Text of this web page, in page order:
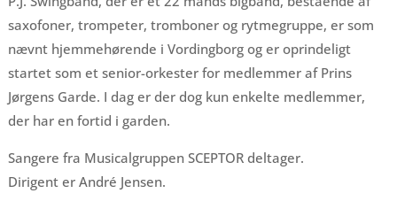
saxofoner, trompeter, tromboner og rytmegruppe, er som
nævnt hjemmehørende i Vordingborg og er oprindeligt
startet som et senior-orkester for medlemmer af Prins
Jørgens Garde. I dag er der dog kun enkelte medlemmer,
der har en fortid i garden.
Sangere fra Musicalgruppen SCEPTOR deltager.
Dirigent er André Jensen.